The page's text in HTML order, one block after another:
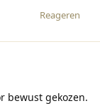
Reageren
bewust gekozen.